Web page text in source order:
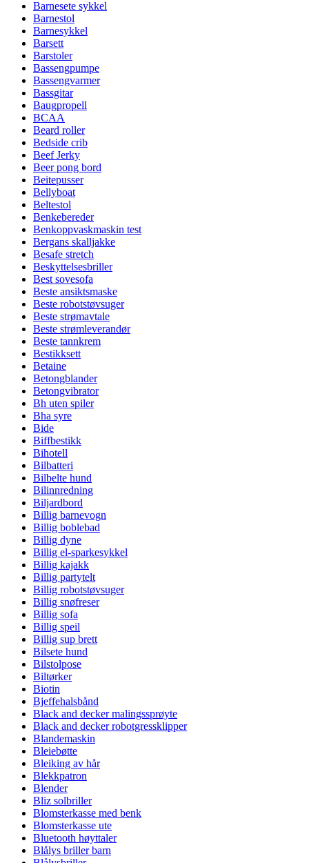
Barnesete sykkel
Barnestol
Barnesykkel
Barsett
Barstoler
Bassengpumpe
Bassengvarmer
Bassgitar
Baugpropell
BCAA
Beard roller
Bedside crib
Beef Jerky
Beer pong bord
Beitepusser
Bellyboat
Beltestol
Benkebereder
Benkoppvaskmaskin test
Bergans skalljakke
Besafe stretch
Beskyttelsesbriller
Best sovesofa
Beste ansiktsmaske
Beste robotstøvsuger
Beste strømavtale
Beste strømleverandør
Beste tannkrem
Bestikksett
Betaine
Betongblander
Betongvibrator
Bh uten spiler
Bha syre
Bide
Biffbestikk
Bihotell
Bilbatteri
Bilbelte hund
Bilinnredning
Biljardbord
Billig barnevogn
Billig boblebad
Billig dyne
Billig el-sparkesykkel
Billig kajakk
Billig partytelt
Billig robotstøvsuger
Billig snøfreser
Billig sofa
Billig speil
Billig sup brett
Bilsete hund
Bilstolpose
Biltørker
Biotin
Bjeffehalsbånd
Black and decker malingssprøyte
Black and decker robotgressklipper
Blandemaskin
Bleiebøtte
Bleiking av hår
Blekkpatron
Blender
Bliz solbriller
Blomsterkasse med benk
Blomsterkasse ute
Bluetooth høyttaler
Blålys briller barn